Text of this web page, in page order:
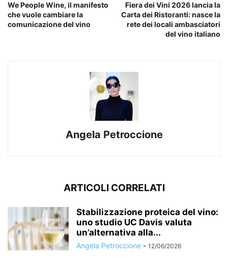
We People Wine, il manifesto
che vuole cambiare la
comunicazione del vino
Fiera dei Vini 2026 lancia la
Carta dei Ristoranti: nasce la
rete dei locali ambasciatori
del vino italiano
Angela Petroccione
ARTICOLI CORRELATI
Stabilizzazione proteica del vino:
uno studio UC Davis valuta
un’alternativa alla...
Angela Petroccione - 12/06/2026